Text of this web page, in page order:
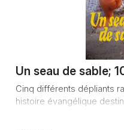
Un seau de sable;
Cinq différents dépliants
histoire évangélique